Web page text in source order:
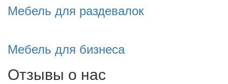
Мебель для раздевалок
Мебель для бизнеса
Отзывы о нас